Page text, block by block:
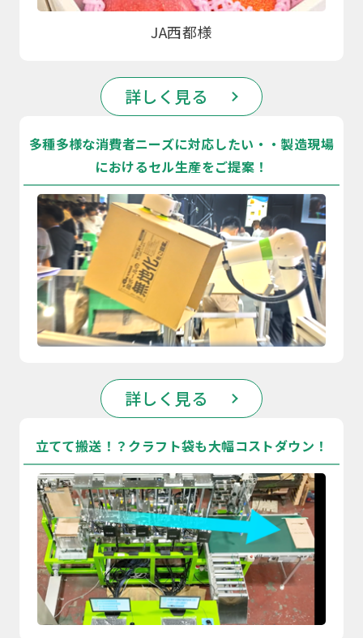
JA西都様
詳しく見る
多種多様な消費者ニーズに対応したい・・製造現場
におけるセル生産をご提案！
詳しく見る
立てて搬送！？クラフト袋も大幅コストダウン！